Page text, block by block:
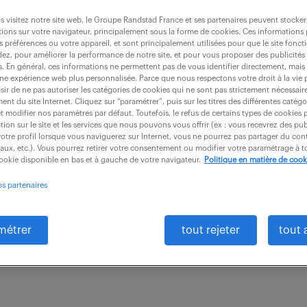
systèmes et réseaux informatique (f/h)
intérim 18 mois 35 000 - 40 000 € /
vous êtes le référent technique sur le
et logicielles). Vous identifiez et testez
visitez notre site web, le Groupe Randstad France et ses partenaires peuvent
sur votre navigateur, principalement sous la forme de cookies. Ces informations
préférences ou votre appareil, et sont principalement utilisées pour que le site
pour améliorer la performance de notre site, et pour vous proposer des publicités
En général, ces informations ne permettent pas de vous identifier directement,
expérience web plus personnalisée. Parce que nous respectons votre droit à la vie
de ne pas autoriser les catégories de cookies qui ne sont pas strictement
du site Internet. Cliquez sur “paramétrer”, puis sur les titres des différentes
modifier nos paramètres par défaut. Toutefois, le refus de certains types de cookies
sur le site et les services que nous pouvons vous offrir (ex : vous recevrez des
profil lorsque vous naviguerez sur Internet, vous ne pourrez pas partager du
etc.). Vous pourrez retirer votre consentement ou modifier votre paramétrage à
disponible en bas et à gauche de votre navigateur.
Politique en matière de
partenaires
tout rejeter tout